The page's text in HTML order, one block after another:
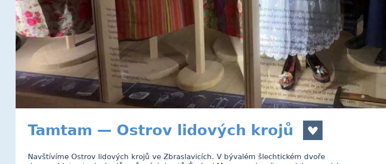
Tamtam — Ostrov lidových krojů
Navštívíme Ostrov lidových krojů ve Zbraslavicích. V bývalém šlechtickém dvoře